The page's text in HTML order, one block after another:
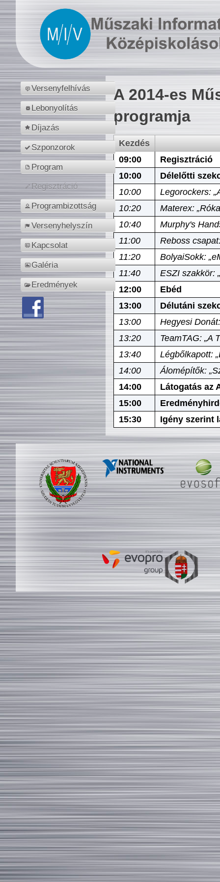
Versenyfelhívás
Lebonyolítás
Díjazás
Szponzorok
Program
Regisztráció
Programbizottság
Versenyhelyszín
Kapcsolat
Galéria
Eredmények
A 2014-es
programja
Kezdés
09:00
Regisztráció
10:00
Délelőtti
10:00
Legorockers:
10:20
Materex:
10:40
Murphy's
11:00
Reboss
11:20
BolyaiSokk:
11:40
ESZI szakkör:
12:00
Ebéd
13:00
Délutáni
13:00
Hegyesi
13:20
TeamTAG: „A
13:40
Légbőlkapott:
14:00
Álomépítők:
14:00
Látogatás az
15:00
15:30
Igény szerint